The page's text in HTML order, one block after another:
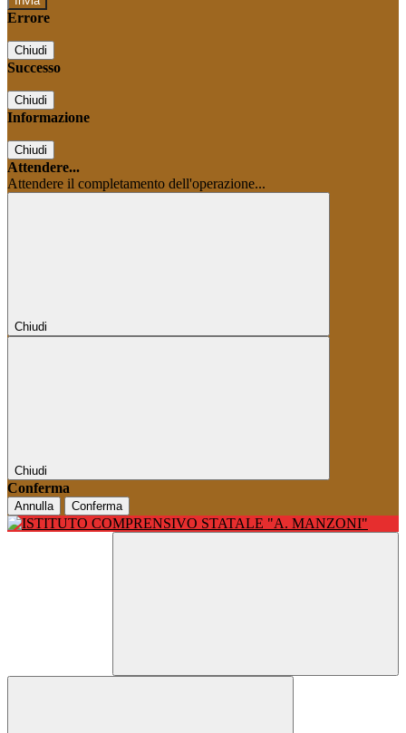
Errore
Chiudi
Successo
Chiudi
Informazione
Chiudi
Attendere...
Attendere il completamento dell'operazione...
Chiudi
Chiudi
Conferma
Annulla Conferma